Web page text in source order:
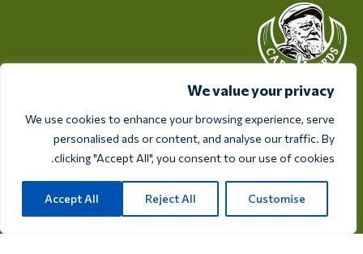
We value your privacy
We use cookies to enhance your browsing experience, serve
personalised ads or content, and analyse our traffic. By
clicking "Accept All", you consent to our use of cookies.
Customise
Reject All
Accept All
Birds منتجات عالية الجودة مصممة لتلبية احتياجات كل مربي
ومتحمس للطيور.
info@care4bird.nl